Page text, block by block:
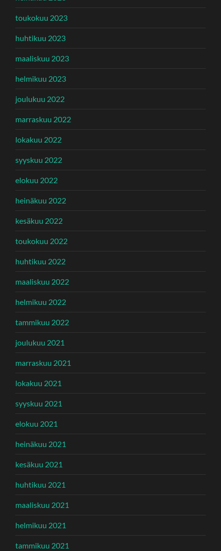
toukokuu 2023
huhtikuu 2023
maaliskuu 2023
helmikuu 2023
joulukuu 2022
marraskuu 2022
lokakuu 2022
syyskuu 2022
elokuu 2022
heinäkuu 2022
kesäkuu 2022
toukokuu 2022
huhtikuu 2022
maaliskuu 2022
helmikuu 2022
tammikuu 2022
joulukuu 2021
marraskuu 2021
lokakuu 2021
syyskuu 2021
elokuu 2021
heinäkuu 2021
kesäkuu 2021
huhtikuu 2021
maaliskuu 2021
helmikuu 2021
tammikuu 2021